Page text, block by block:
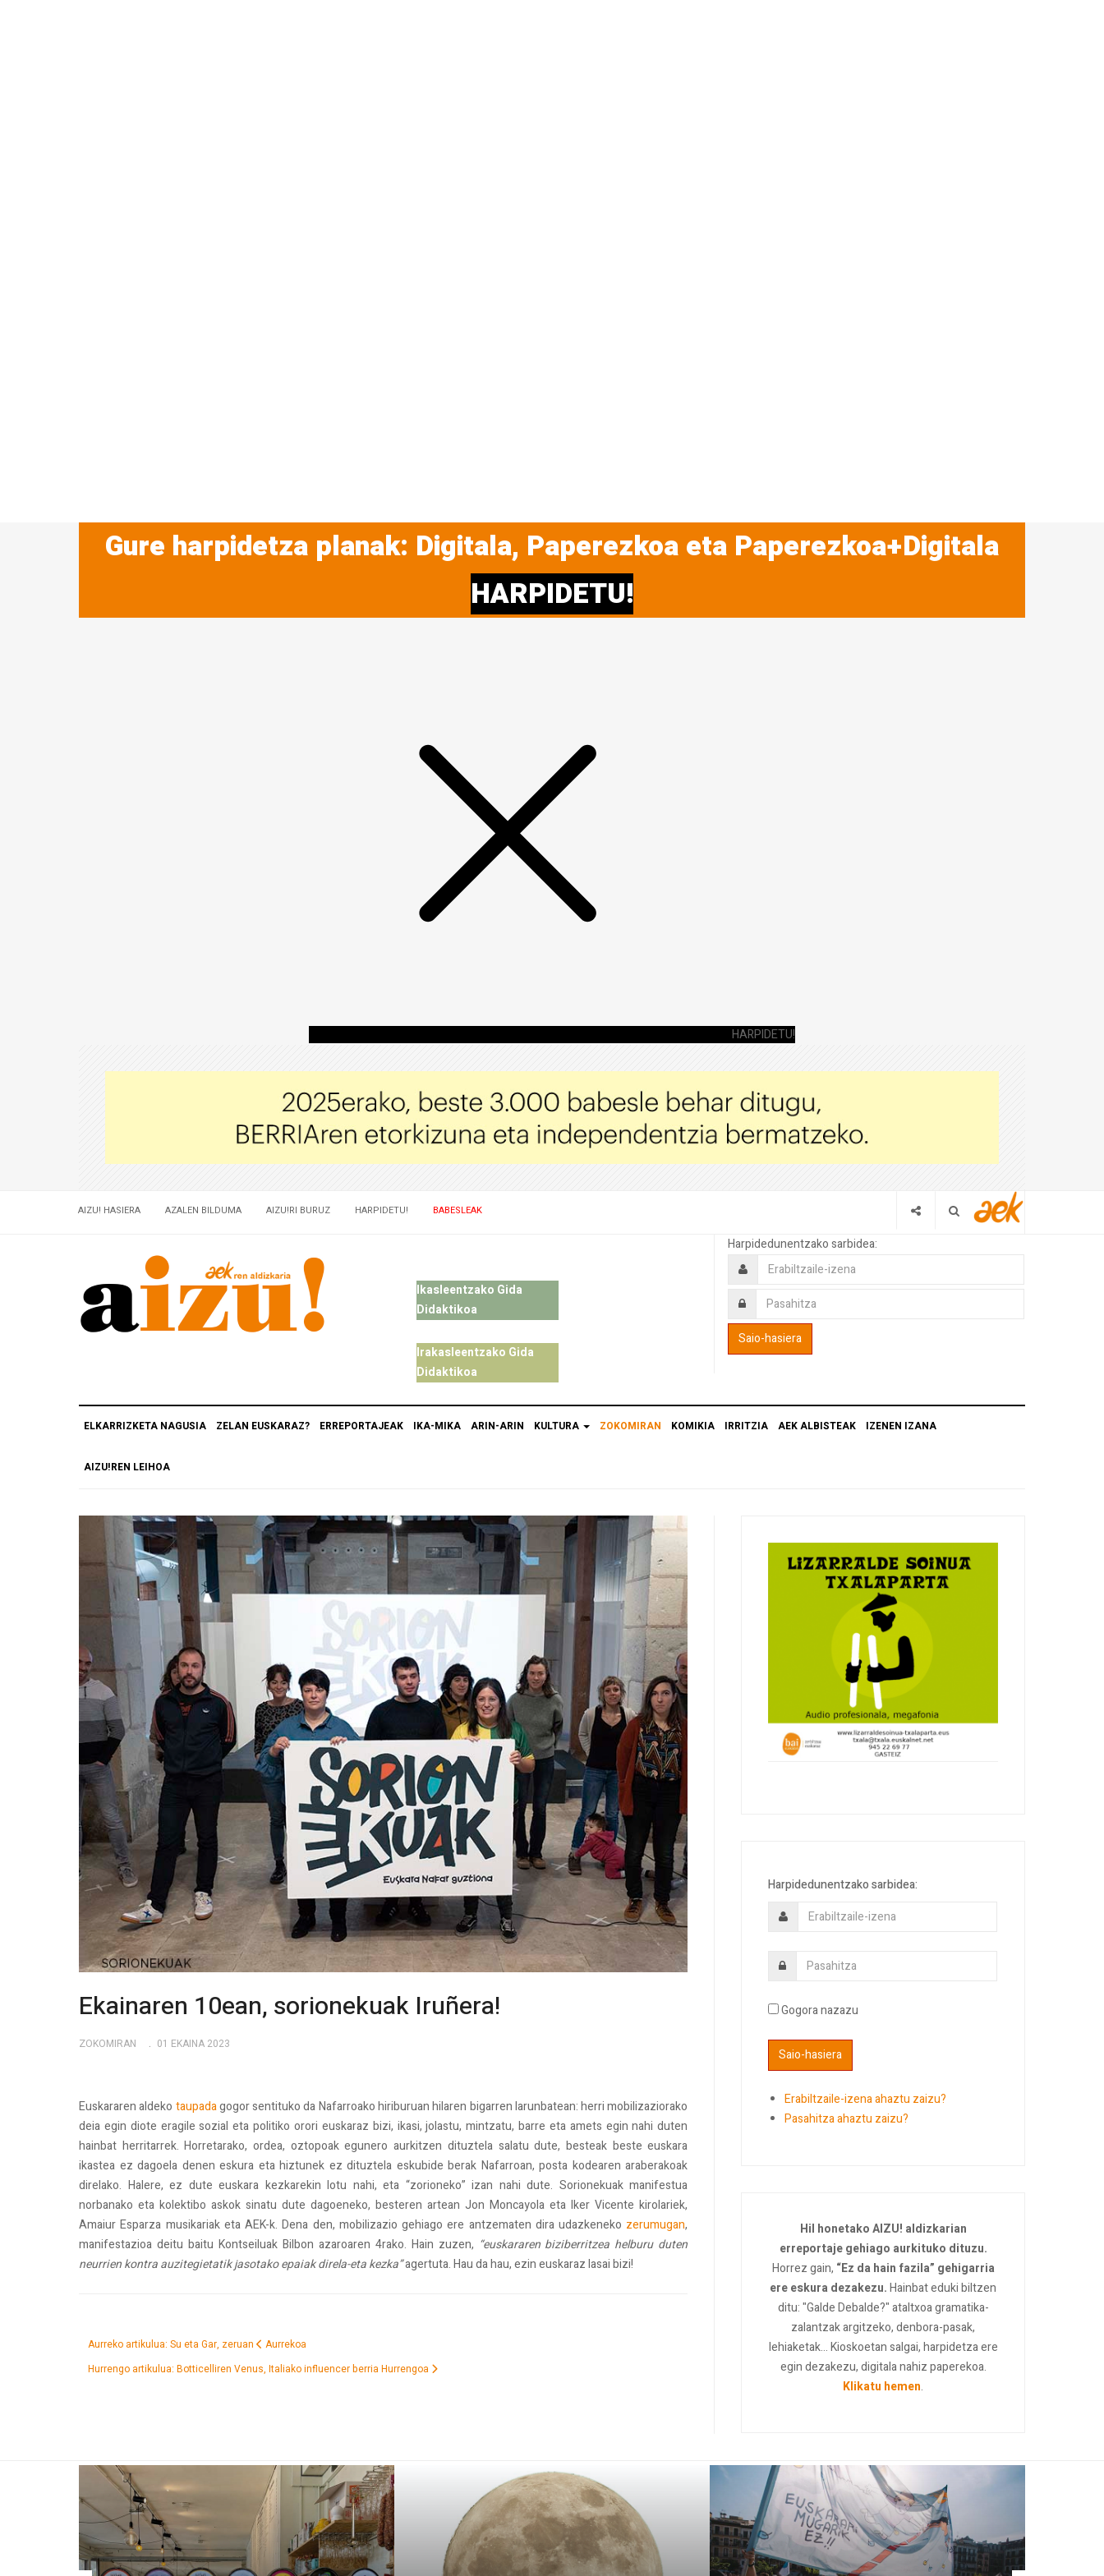
Gure harpidetza planak: Digitala, Paperezkoa eta Paperezkoa+Digitala
HARPIDETU!
HARPIDETU!
AIZU! HASIERA AZALEN BILDUMA AIZU!RI BURUZ HARPIDETU! BABESLEAK
Ikasleentzako Gida
Didaktikoa
Irakasleentzako Gida
Didaktikoa
Harpidedunentzako sarbidea:
ELKARRIZKETA NAGUSIA ZELAN EUSKARAZ? ERREPORTAJEAK IKA-MIKA ARIN-ARIN KULTURA ZOKOMIRAN KOMIKIA IRRITZIA AEK ALBISTEAK IZENEN IZANA
AIZU!REN LEIHOA
Ekainaren 10ean, sorionekuak Iruñera!
ZOKOMIRAN 01 EKAINA 2023
Euskararen aldeko taupadagogor sentituko da Nafarroako hiriburuan hilaren bigarren larunbatean: herri mobilizaziorako
deia egin diote eragile sozial eta politiko orori euskaraz bizi, ikasi, jolastu, mintzatu, barre eta amets egin nahi duten
hainbat herritarrek. Horretarako, ordea, oztopoak egunero aurkitzen dituztela salatu dute, besteak beste euskara
ikastea ez dagoela denen eskura eta hiztunek ez dituztela eskubide berak Nafarroan, posta kodearen araberakoak
direlako. Halere, ez dute euskara kezkarekin lotu nahi, eta “zorioneko” izan nahi dute. Sorionekuak manifestua
norbanako eta kolektibo askok sinatu dute dagoeneko, besteren artean Jon Moncayola eta Iker Vicente kirolariek,
Amaiur Esparza musikariak eta AEK-k. Dena den, mobilizazio gehiago ere antzematen dira udazkeneko zerumugan,
manifestazioa deitu baitu Kontseiluak Bilbon azaroaren 4rako. Hain zuzen, “euskararen biziberritzea helburu duten
neurrien kontra auzitegietatik jasotako epaiak direla-eta kezka”agertuta. Hau da hau, ezin euskaraz lasai bizi!
Aurreko artikulua: Su eta Gar, zeruan
Aurrekoa
Hurrengo artikulua: Botticelliren Venus, Italiako influencer berria Hurrengoa
Harpidedunentzako sarbidea:
Gogora nazazu
Erabiltzaile-izena ahaztu zaizu?
Pasahitza ahaztu zaizu?
Hil honetako AIZU! aldizkarian
erreportaje gehiago aurkituko dituzu.
Horrez gain, “Ez da hain fazila” gehigarria
ere eskura dezakezu.Hainbat eduki biltzen
ditu: "Galde Debalde?" ataltxoa gramatika-
zalantzak argitzeko, denbora-pasak,
lehiaketak... Kioskoetan salgai, harpidetza ere
egin dezakezu, digitala nahiz paperekoa.
Klikatu hemen.